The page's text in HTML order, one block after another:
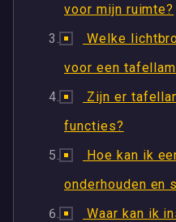
voor mijn ruimte?
Welke
voor een
Zijn er
functies?
Hoe kan ik
onderhouden en
Waar kan ik